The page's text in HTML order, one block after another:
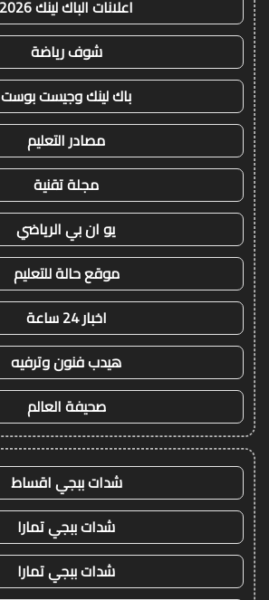
اعلانات الباك لينك 2026
شوف رياضة
باك لينك وجيست بوست
مصادر التعليم
مجلة تقنية
يو ان بي الرياضي
موقع حالة للتعليم
اخبار 24 ساعة
هيدب فنون وترفيه
صحيفة العالم
شدات ببجي اقساط
شدات ببجي تمارا
شدات ببجي تمارا